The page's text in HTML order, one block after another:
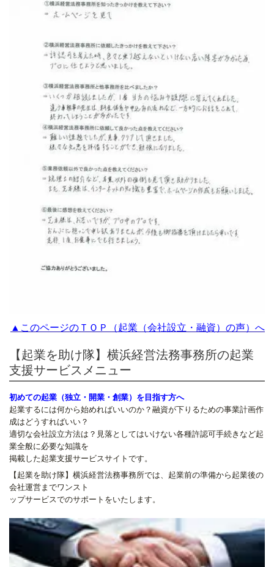
▲このページのＴＯＰ（起業（会社設立・融資）の声）へ
【起業を助け隊】横浜経営法務事務所の起業
支援サービスメニュー
初めての起業（独立・開業・創業）を目指す方へ
起業するには何から始めればいいのか？融資が下りるための事業計画作
成はどうすればいい？
適切な会社設立方法は？見落としてはいけない各種許認可手続きなど起
業全般に必要な知識を
掲載した起業支援サービスサイトです。
【起業を助け隊】横浜経営法務事務所では、起業前の準備から起業後の
会社運営までワンスト
ップサービスでのサポートをいたします。